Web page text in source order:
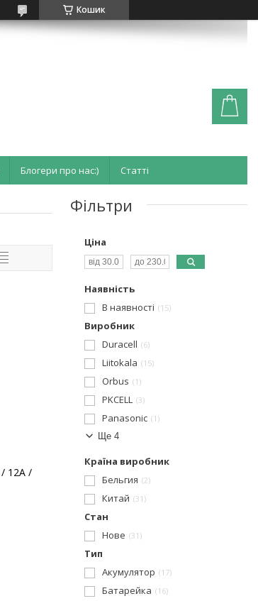
Кошик
Блогери про нас:) Статті
/ 12А /
Фільтри
Ціна
Наявність
В наявності
15
Виробник
Duracell
6
Liitokala 15
Orbus 1
PKCELL 3
Panasonic 1
Ще 4
Країна виробник
Бельгия
2
Китай 31
Стан
Нове
31
Тип
Акумулятор
17
Батарейка 16